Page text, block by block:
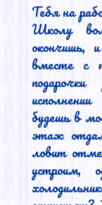
Тебя на
Школу
окончишь,
вместе с
будешь в
этаж
ловит
устроим,